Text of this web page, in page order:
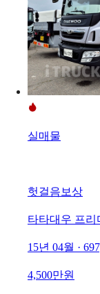
실매물
헛걸음보상
타타대우 프리
15년 04월 ·
4,500만원